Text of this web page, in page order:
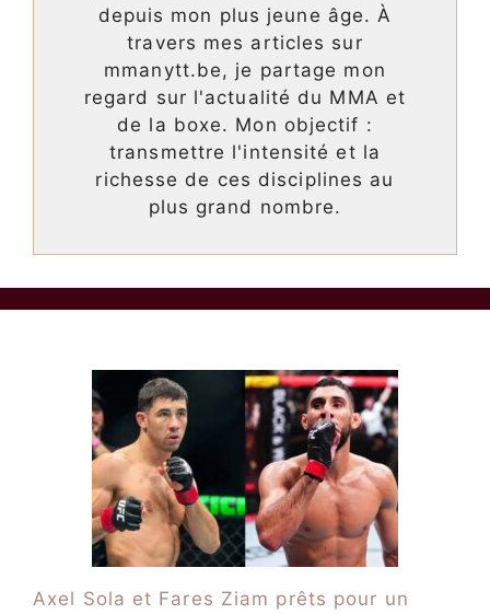
depuis mon plus jeune âge. À
travers mes articles sur
mmanytt.be, je partage mon
regard sur l'actualité du MMA et
de la boxe. Mon objectif :
transmettre l'intensité et la
richesse de ces disciplines au
plus grand nombre.
Axel Sola et Fares Ziam prêts pour un